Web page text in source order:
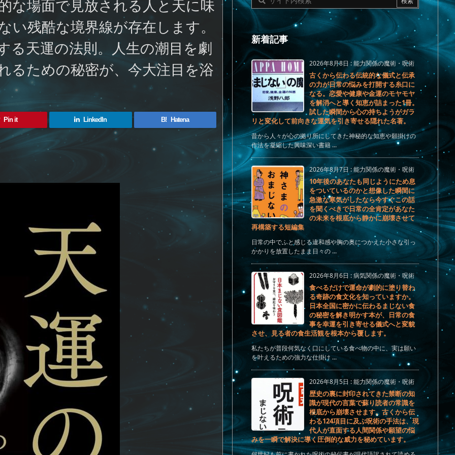
な場面で見放される人と天に味
残酷な境界線が存在します。
る天運の法則。人生の潮目を劇
るための秘密が、今大注目を浴
Pin it LinkedIn B! Hatena
新着記事
2026年8月8日:能力関係の魔術・呪術
古くから伝わる伝統的な儀式と伝承
の力が日常の悩みを打開する糸口に
なる。恋愛や健康や金運のモヤモヤ
を解消へと導く知恵が詰まった1冊。
試した瞬間から心の持ちようがガラ
リと変化して前向きな運気を引き寄せる隠れた名著。
昔から人々が心の拠り所にしてきた神秘的な知恵や願掛けの
作法を凝縮した興味深い書籍 ...
2026年8月7日:能力関係の魔術・呪術
10年後のあなたも同じようにため息
をついているのかと想像した瞬間に
急激な寒気がしたなら今すぐこの話
を聞くべきで日常の全肯定があなた
の未来を根底から静かに崩壊させて
再構築する短編集
日常の中でふと感じる違和感や胸の奥につかえた小さな引っ
かかりを放置したまま日々の ...
2026年8月6日 :病気関係の魔術・呪術
食べるだけで運命が劇的に塗り替わ
る奇跡の食文化を知っていますか。
日本全国に密かに伝わるまじない食
の秘密を解き明かす本が、日常の食
事を幸運を引き寄せる儀式へと変貌
させ、見る者の食生活観を根本から覆します。
私たちが普段何気なく口にしている食べ物の中に、実は願い
を叶えるための強力な仕掛け ...
2026年8月5日 :能力関係の魔術・呪術
歴史の裏に封印されてきた禁断の知
識が現代の言葉で蘇り読者の常識を
根底から崩壊させます。古くから伝
わる124項目に及ぶ呪術の手法は、現
代人が直面する人間関係や願望の悩
みを一瞬で解決に導く圧倒的な威力を秘めています。